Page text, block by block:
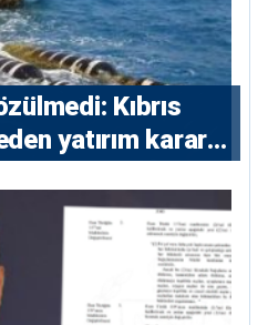
Kıbrıs
yatırım kararı